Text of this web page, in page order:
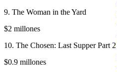
9. The Woman in the Yard
$2 millones
10. The Chosen: Last Supper Part 2
$0.9 millones